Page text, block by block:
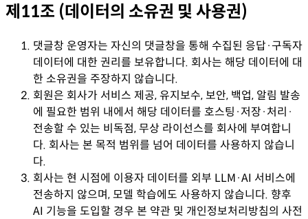
제11조 (데이터의 소유권 및 사용권)
댓글창 운영자는 자신의 댓글창을 통해 수집된 응답·구독자
데이터에 대한 권리를 보유합니다. 회사는 해당 데이터에 대
한 소유권을 주장하지 않습니다.
회원은 회사가 서비스 제공, 유지보수, 보안, 백업, 알림 발송
에 필요한 범위 내에서 해당 데이터를 호스팅·저장·처리·
전송할 수 있는 비독점, 무상 라이선스를 회사에 부여합니
다. 회사는 본 목적 범위를 넘어 데이터를 사용하지 않습니
다.
회사는 현 시점에 이용자 데이터를 외부 LLM·AI 서비스에
전송하지 않으며, 모델 학습에도 사용하지 않습니다. 향후
AI 기능을 도입할 경우 본 약관 및 개인정보처리방침의 사전